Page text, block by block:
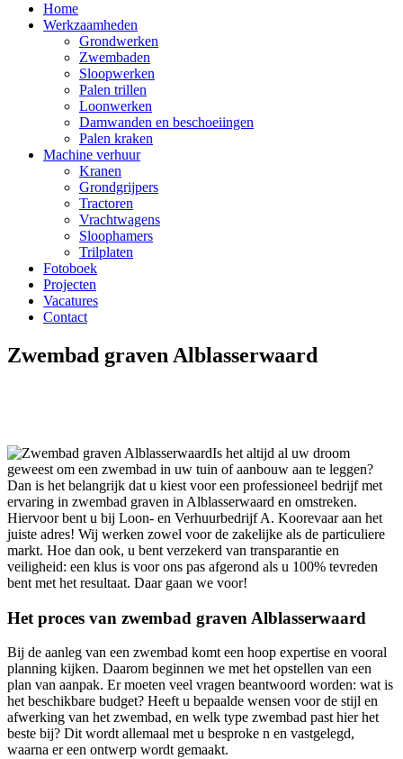
Home
Werkzaamheden
Grondwerken
Zwembaden
Sloopwerken
Palen trillen
Loonwerken
Damwanden en beschoeiingen
Palen kraken
Machine verhuur
Kranen
Grondgrijpers
Tractoren
Vrachtwagens
Sloophamers
Trilplaten
Fotoboek
Projecten
Vacatures
Contact
Zwembad graven Alblasserwaard
Is het altijd al uw droom
geweest om een zwembad in uw tuin of aanbouw aan te leggen?
Dan is het belangrijk dat u kiest voor een professioneel bedrijf met
ervaring in zwembad graven in Alblasserwaard en omstreken.
Hiervoor bent u bij Loon- en Verhuurbedrijf A. Koorevaar aan het
juiste adres! Wij werken zowel voor de zakelijke als de particuliere
markt. Hoe dan ook, u bent verzekerd van transparantie en
veiligheid: een klus is voor ons pas afgerond als u 100% tevreden
bent met het resultaat. Daar gaan we voor!
Het proces van zwembad graven Alblasserwaard
Bij de aanleg van een zwembad komt een hoop expertise en vooral
planning kijken. Daarom beginnen we met het opstellen van een
plan van aanpak. Er moeten veel vragen beantwoord worden: wat is
het beschikbare budget? Heeft u bepaalde wensen voor de stijl en
afwerking van het zwembad, en welk type zwembad past hier het
beste bij? Dit wordt allemaal met u besproke n en vastgelegd,
waarna er een ontwerp wordt gemaakt.